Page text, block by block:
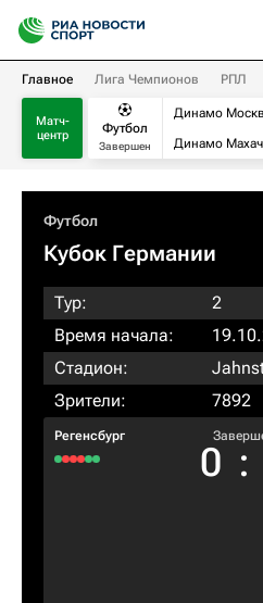
Главное Лига Чемпионов РПЛ
Матч-
центр
Футбол
Завершен
Динамо
Динамо
Футбол
Кубок Германии
Тур:
2
Время начала:
Стадион:
Зрители:
7892
Регенсбург
0 :